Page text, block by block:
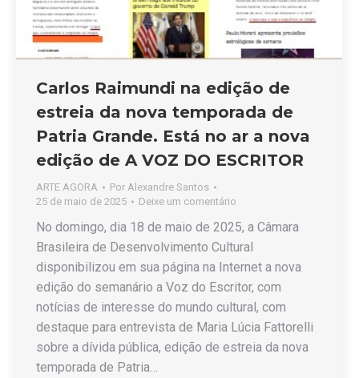
Carlos Raimundi na edição de
estreia da nova temporada de
Patria Grande. Está no ar a nova
edição de A VOZ DO ESCRITOR
ARTE AGORA Por Alexandre Santos
25 de maio de 2025
Deixe um comentário
No domingo, dia 18 de maio de 2025, a Câmara
Brasileira de Desenvolvimento Cultural
disponibilizou em sua página na Internet a nova
edição do semanário a Voz do Escritor, com
notícias de interesse do mundo cultural, com
destaque para entrevista de Maria Lúcia Fattorelli
sobre a dívida pública, edição de estreia da nova
temporada de Patria…